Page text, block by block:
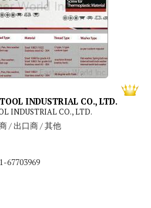
INDUSTRIAL CO., LTD.
INDUSTRIAL CO., LTD.
/ 出口商 / 其他
67703969